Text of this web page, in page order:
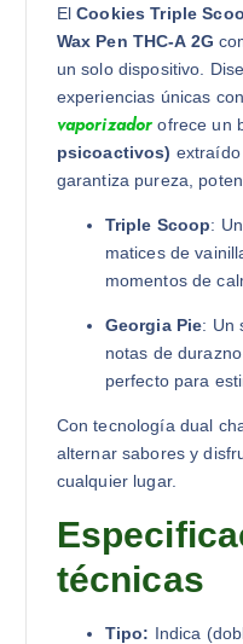
ElCookies Triple
Wax Pen THC-A 2G
un solo dispositivo.
experiencias únicas
vaporizador ofrece un
psicoactivos)
garantiza pureza,
Triple Scoop:
matices de
momentos de
Georgia Pie: Un
notas de
perfecto para
Con tecnología dual
alternar sabores y
cualquier lugar.
técnicas
Tipo: Indica